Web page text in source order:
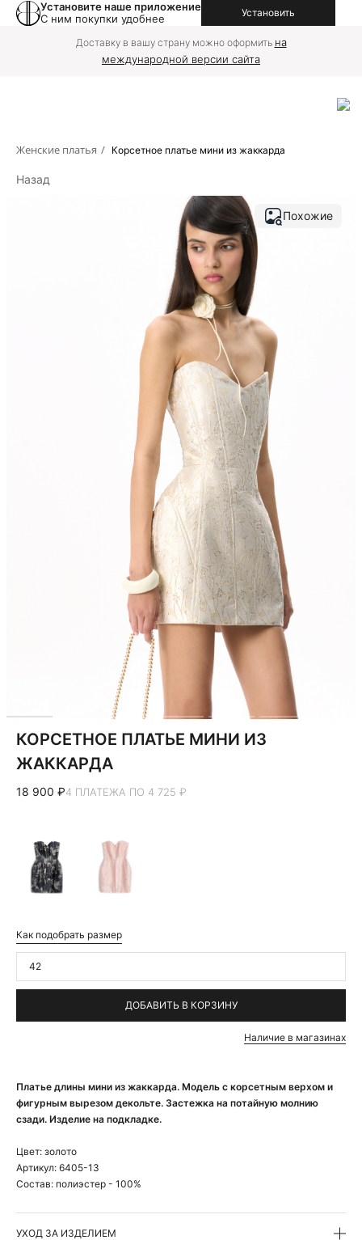
Установите наше приложение
С ним покупки удобнее
Установить
Доставку в вашу страну можно оформить на
международной версии сайта
Женские платья / Корсетное платье мини из жаккарда
Назад
Платье длины мини из жаккарда. Модель с корсетным верхом и
фигурным вырезом декольте. Застежка на потайную молнию
сзади. Изделие на подкладке.
Цвет: золото
Артикул: 6405-13
Состав: полиэстер - 100%
УХОД ЗА ИЗДЕЛИЕМ
Похожие
КОРСЕТНОЕ ПЛАТЬЕ МИНИ ИЗ
ЖАККАРДА
18 900 ₽4 ПЛАТЕЖА ПО 4 725 ₽
Как подобрать размер
42
ДОБАВИТЬ В КОРЗИНУ
Наличие в магазинах